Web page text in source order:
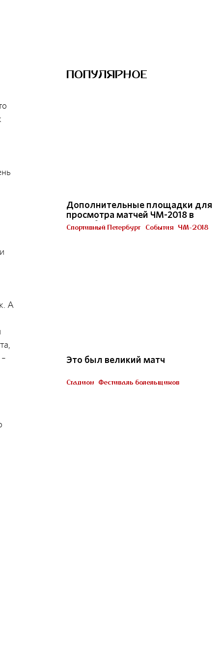
А
ПОПУЛЯРНОЕ
Дополнительные площадки для
просмотра матчей ЧМ-2018 в
Петербурге
Спортивный Петербург События ЧМ-2018
Это был великий матч
Стадион Фестиваль болельщиков